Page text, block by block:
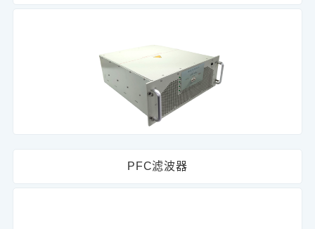
PFC滤波器